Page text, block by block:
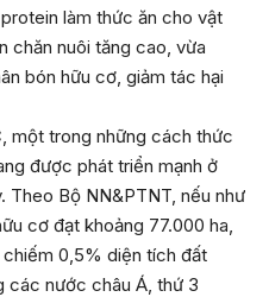
làm thức ăn cho vật
chăn nuôi tăng cao, vừa
bón hữu cơ, giảm tác hại
một trong những cách thức
được phát triển mạnh ở
Theo Bộ NN&PTNT, nếu như
cơ đạt khoảng 77.000 ha,
chiếm 0,5% diện tích đất
các nước châu Á, thứ 3